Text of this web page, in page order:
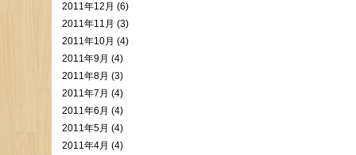
2011年12月 (6)
2011年11月 (3)
2011年10月 (4)
2011年9月 (4)
2011年8月 (3)
2011年7月 (4)
2011年6月 (4)
2011年5月 (4)
2011年4月 (4)